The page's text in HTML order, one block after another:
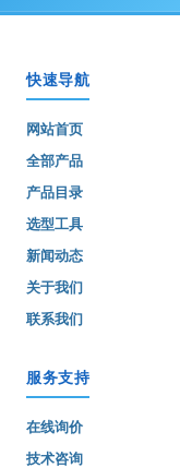
快速导航
网站首页
全部产品
产品目录
选型工具
新闻动态
关于我们
联系我们
服务支持
在线询价
技术咨询